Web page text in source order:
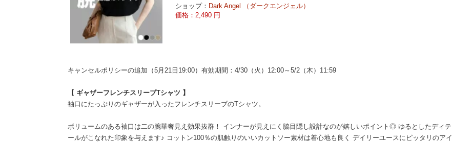
ショップ： Dark Angel （ダークエンジェル）
価格：2,490 円
キャンセルポリシーの追加（5月21日19:00）有効期間：4/30（火）12:00～5/2（木）11:59
【 ギャザーフレンチスリーブTシャツ 】
袖口にたっぷりのギャザーが入ったフレンチスリーブのTシャツ。
ボリュームのある袖口は二の腕華奢見え効果抜群！ インナーが見えにく脇目隠し設計なのが嬉しいポイント◎ ゆるとしたディテ
ールがこなれた印象を与えます♪ コットン100％の肌触りのいいカットソー素材は着心地も良く デイリーユースにピッタリのアイ